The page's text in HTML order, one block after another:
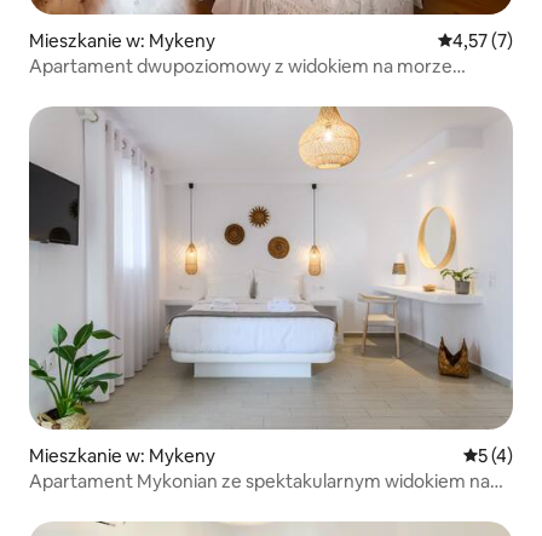
Mieszkanie w: Mykeny Średnia
4,57 (7)
Apartament dwupoziomowy z widokiem na morze
Mieszkanie w: Mykeny Średnia
5 (4)
Apartament Mykonian ze spektakularnym widokiem na